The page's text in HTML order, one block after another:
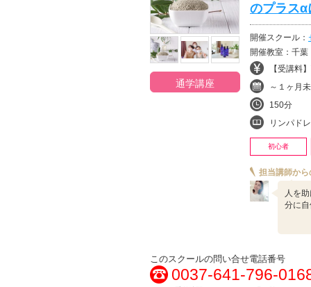
通学講座
のプラスα
開催スクール：
開催教室：千葉
【受講料
～１ヶ月
150分
リンパドレナージュ
初心者
担当講師か
人を
分に
このスクールの問い合せ電話番号
0037-641-796-